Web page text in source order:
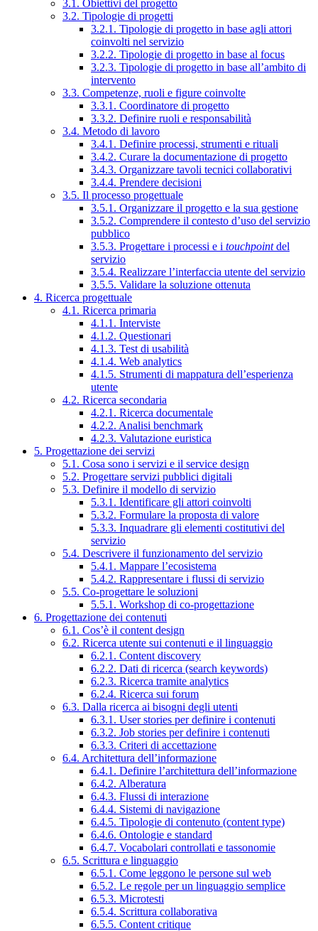
3.1. Obiettivi del progetto
3.2. Tipologie di progetti
3.2.1. Tipologie di progetto in base agli attori
coinvolti nel servizio
3.2.2. Tipologie di progetto in base al focus
3.2.3. Tipologie di progetto in base all’ambito di
intervento
3.3. Competenze, ruoli e figure coinvolte
3.3.1. Coordinatore di progetto
3.3.2. Definire ruoli e responsabilità
3.4. Metodo di lavoro
3.4.1. Definire processi, strumenti e rituali
3.4.2. Curare la documentazione di progetto
3.4.3. Organizzare tavoli tecnici collaborativi
3.4.4. Prendere decisioni
3.5. Il processo progettuale
3.5.1. Organizzare il progetto e la sua gestione
3.5.2. Comprendere il contesto d’uso del servizio
pubblico
3.5.3. Progettare i processi e i touchpointdel
servizio
3.5.4. Realizzare l’interfaccia utente del servizio
3.5.5. Validare la soluzione ottenuta
4. Ricerca progettuale
4.1. Ricerca primaria
4.1.1. Interviste
4.1.2. Questionari
4.1.3. Test di usabilità
4.1.4. Web analytics
4.1.5. Strumenti di mappatura dell’esperienza
utente
4.2. Ricerca secondaria
4.2.1. Ricerca documentale
4.2.2. Analisi benchmark
4.2.3. Valutazione euristica
5. Progettazione dei servizi
5.1. Cosa sono i servizi e il service design
5.2. Progettare servizi pubblici digitali
5.3. Definire il modello di servizio
5.3.1. Identificare gli attori coinvolti
5.3.2. Formulare la proposta di valore
5.3.3. Inquadrare gli elementi costitutivi del
servizio
5.4. Descrivere il funzionamento del servizio
5.4.1. Mappare l’ecosistema
5.4.2. Rappresentare i flussi di servizio
5.5. Co-progettare le soluzioni
5.5.1. Workshop di co-progettazione
6. Progettazione dei contenuti
6.1. Cos’è il content design
6.2. Ricerca utente sui contenuti e il linguaggio
6.2.1. Content discovery
6.2.2. Dati di ricerca (search keywords)
6.2.3. Ricerca tramite analytics
6.2.4. Ricerca sui forum
6.3. Dalla ricerca ai bisogni degli utenti
6.3.1. User stories per definire i contenuti
6.3.2. Job stories per definire i contenuti
6.3.3. Criteri di accettazione
6.4. Architettura dell’informazione
6.4.1. Definire l’architettura dell’informazione
6.4.2. Alberatura
6.4.3. Flussi di interazione
6.4.4. Sistemi di navigazione
6.4.5. Tipologie di contenuto (content type)
6.4.6. Ontologie e standard
6.4.7. Vocabolari controllati e tassonomie
6.5. Scrittura e linguaggio
6.5.1. Come leggono le persone sul web
6.5.2. Le regole per un linguaggio semplice
6.5.3. Microtesti
6.5.4. Scrittura collaborativa
6.5.5. Content critique